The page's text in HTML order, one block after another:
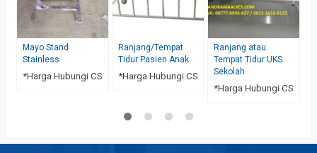
Mayo Stand
Stainless
*Harga Hubungi CS
Ranjang/Tempat
Tidur Pasien Anak
*Harga Hubungi CS
Ranjang atau
Tempat Tidur UKS
Sekolah
*Harga Hubungi CS